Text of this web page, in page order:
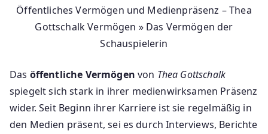
Öffentliches Vermögen und Medienpräsenz – Thea
Gottschalk Vermögen » Das Vermögen der
Schauspielerin
Das öffentliche Vermögen von Thea Gottschalk
spiegelt sich stark in ihrer medienwirksamen Präsenz
wider. Seit Beginn ihrer Karriere ist sie regelmäßig in
den Medien präsent, sei es durch Interviews, Berichte